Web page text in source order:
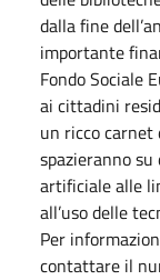
dalla fine
importante
Fondo Sociale
ai cittadini
un ricco
spazieranno
artificiale alle
all’uso delle
Per
contattare il